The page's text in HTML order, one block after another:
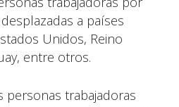
a países
Unidos, Reino
entre otros.
personas trabajadoras